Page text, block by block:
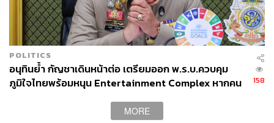
POLITICS
อนุทินย้ำ กัญชาเดินหน้าต่อ เตรียมออก พ.ร.บ.ควบคุม
ภูมิใจไทยพร้อมหนุน Entertainment Complex หากคน
158
MORE